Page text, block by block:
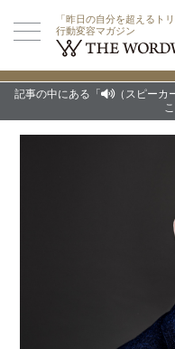
「昨日の自分を超えるト
行動変容マガジン
記事の中にある「
（スピーカ